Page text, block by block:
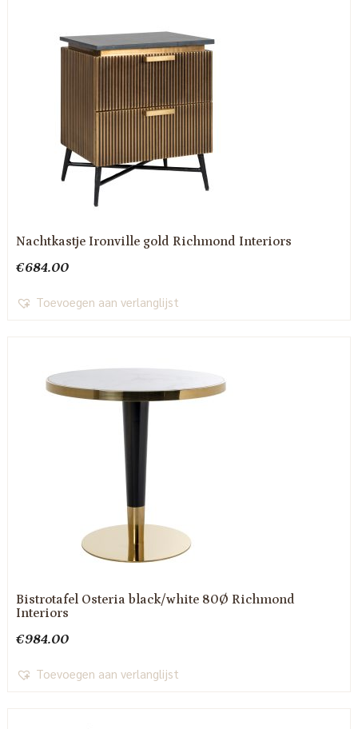
Nachtkastje Ironville gold Richmond Interiors
€684.00
Toevoegen aan verlanglijst
Bistrotafel Osteria black/white 80Ø Richmond
Interiors
€984.00
Toevoegen aan verlanglijst